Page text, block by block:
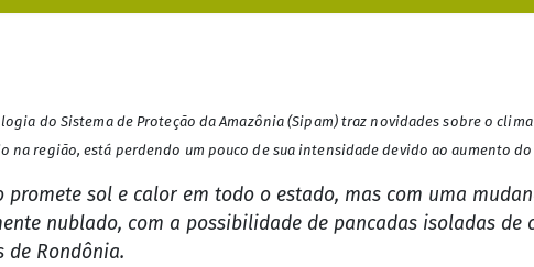
do Sistema de Proteção da Amazônia (Sipam) traz novidades sobre o
na região, está perdendo um pouco de sua intensidade devido ao aumento
promete sol e calor em todo o estado, mas com uma
nublado, com a possibilidade de pancadas isoladas
de Rondônia.